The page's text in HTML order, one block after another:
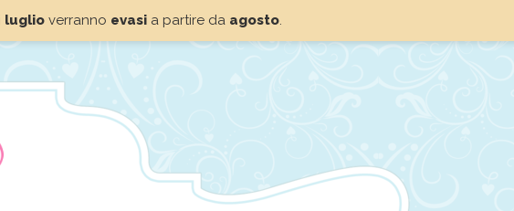
luglioverranno evasia partire da agosto.